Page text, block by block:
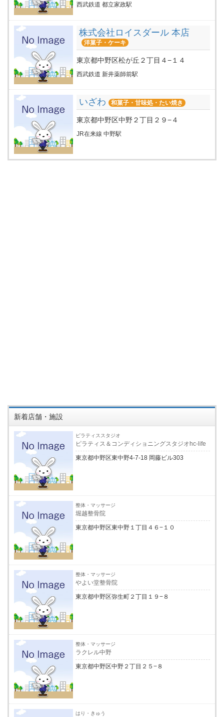
西武鉄道 都立家政駅
株式会社ロイスダール 本店
洋菓子・ケーキ
東京都中野区松が丘２丁目４−１４
西武鉄道 新井薬師前駅
いざわ 和菓子・甘味処・たい焼き
東京都中野区中野２丁目２９−４
JR在来線 中野駅
新着店舗・施設
ピラティススタジオ
ピラティス＆コンディショニングスタジオhc-life
東京都中野区東中野4-7-18 岡藤ビル303
整体・マッサージ
堀越整骨院
東京都中野区東中野１丁目４６−１０
整体・マッサージ
やよい堂整骨院
東京都中野区弥生町２丁目１９−８
整体・マッサージ
ラクレル中野
東京都中野区中野２丁目２５−８
はり・きゅう